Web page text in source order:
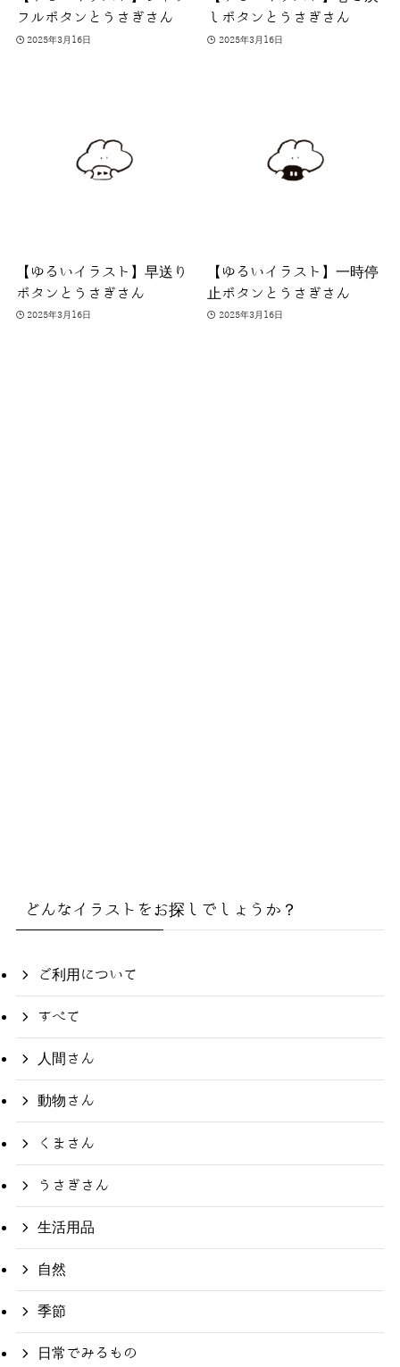
フルボタンとうさぎさん
2025年3月16日
しボタンとうさぎさん
2025年3月16日
【ゆるいイラスト】早送り
ボタンとうさぎさん
2025年3月16日
【ゆるいイラスト】一時停
止ボタンとうさぎさん
2025年3月16日
どんなイラストをお探しでしょうか？
ご利用について
すべて
人間さん
動物さん
くまさん
うさぎさん
生活用品
自然
季節
日常でみるもの